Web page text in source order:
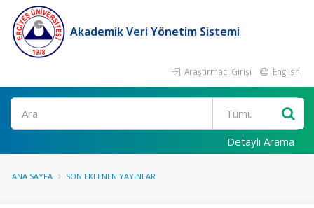
Akademik Veri Yönetim Sistemi
Araştırmacı Girişi English
Ara
Detaylı Arama
ANA SAYFA SON EKLENEN YAYINLAR